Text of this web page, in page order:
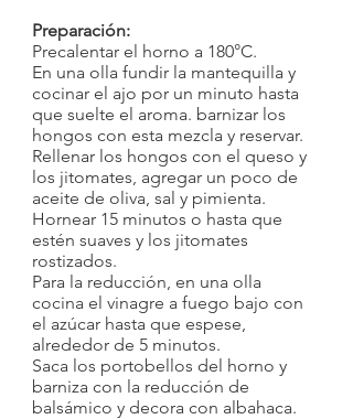
Preparación:
Precalentar el horno a 180°C.
En una olla fundir la mantequilla y
cocinar el ajo por un minuto hasta
que suelte el aroma. barnizar los
hongos con esta mezcla y reservar.
Rellenar los hongos con el queso y
los jitomates, agregar un poco de
aceite de oliva, sal y pimienta.
Hornear 15 minutos o hasta que
estén suaves y los jitomates
rostizados.
Para la reducción, en una olla
cocina el vinagre a fuego bajo con
el azúcar hasta que espese,
alrededor de 5 minutos.
Saca los portobellos del horno y
barniza con la reducción de
balsámico y decora con albahaca.